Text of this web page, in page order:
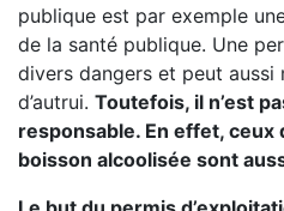
publique est par exemple
de la santé publique. Une
divers dangers et peut
d’autrui. Toutefois, il n’est
responsable. En effet, ceux
boisson alcoolisée sont